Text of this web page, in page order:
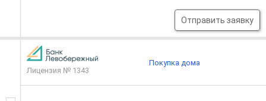
Отправить заявку
Лицензия № 1343
Покупка дома